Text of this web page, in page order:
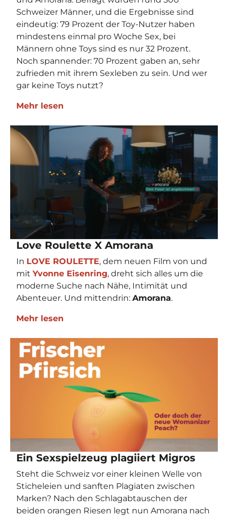
Schweizer Männer, und die Ergebnisse sind
eindeutig: 79 Prozent der Toy-Nutzer haben
mindestens einmal pro Woche Sex, bei
Männern ohne Toys sind es nur 32 Prozent.
Noch spannender: 70 Prozent gaben an, sehr
zufrieden mit ihrem Sexleben zu sein. Und wer
gar keine Toys nutzt?
Mehr lesen
Love Roulette X Amorana
In LOVE ROULETTE, dem neuen Film von und
mit Yvonne Eisenring, dreht sich alles um die
moderne Suche nach Nähe, Intimität und
Abenteuer. Und mittendrin: Amorana.
Mehr lesen
Ein Sexspielzeug plagiiert Migros
Steht die Schweiz vor einer kleinen Welle von
Sticheleien und sanften Plagiaten zwischen
Marken? Nach den Schlagabtauschen der
beiden orangen Riesen legt nun Amorana nach